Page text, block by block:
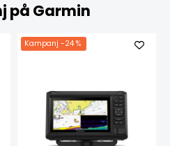
på Garmin
Kampanj -24 %